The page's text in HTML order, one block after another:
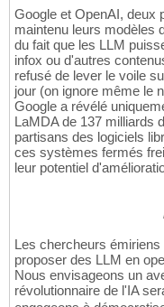
Google et OpenAI, deux
maintenu leurs modèles
du fait que les LLM
infox ou d'autres
refusé de lever le voile
jour (on ignore même le
Google a révélé
LaMDA de 137 milliards
partisans des logiciels
ces systèmes fermés
leur potentiel
Les chercheurs
proposer des LLM en
Nous envisageons un
révolutionnaire de l'IA